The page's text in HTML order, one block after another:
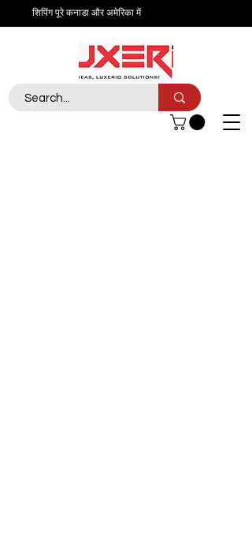
शिपिंग पूरे कनाडा और अमेरिका में